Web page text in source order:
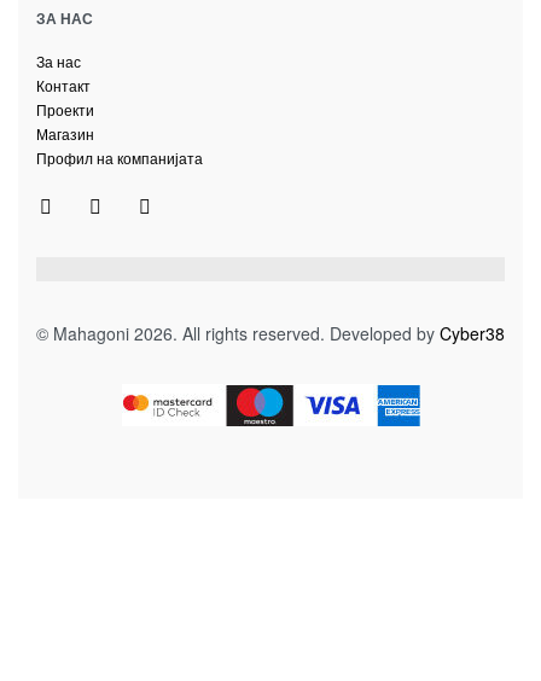
ЗА НАС
За нас
Контакт
Проекти
Магазин
Профил на компанијата
© Mahagoni 2026. All rights reserved. Developed by Cyber38